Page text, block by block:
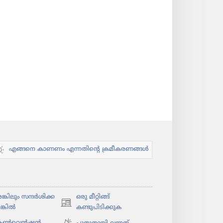
എങ്ങനെ കാണണം എന്നതിന്റെ ക്രമീകരണങ്ങൾ
സന്ദർശി​ക്ക​
ഒരു മീറ്റിങ്ങ്
കണ്ടുപിടിക്കുക
(പുതിയ
പേജ്